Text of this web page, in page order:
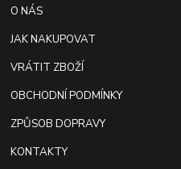
O NÁS
JAK NAKUPOVAT
VRÁTIT ZBOŽÍ
OBCHODNÍ PODMÍNKY
ZPŮSOB DOPRAVY
KONTAKTY